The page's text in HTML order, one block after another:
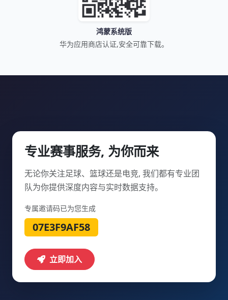
鸿蒙系统版
华为应用商店认证,安全可靠下载。
专业赛事服务, 为你而来
无论你关注足球、篮球还是电竞, 我们都有专业团
队为你提供深度内容与实时数据支持。
专属邀请码已为您生成
07E3F9AF58
立即加入